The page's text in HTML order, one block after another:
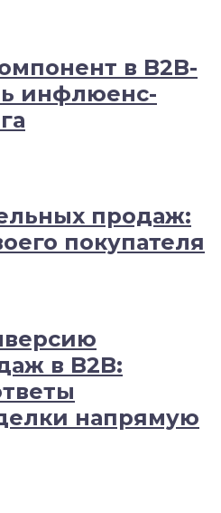
в B2B-
инфлюенс-
продаж:
покупателя
в B2B:
напрямую